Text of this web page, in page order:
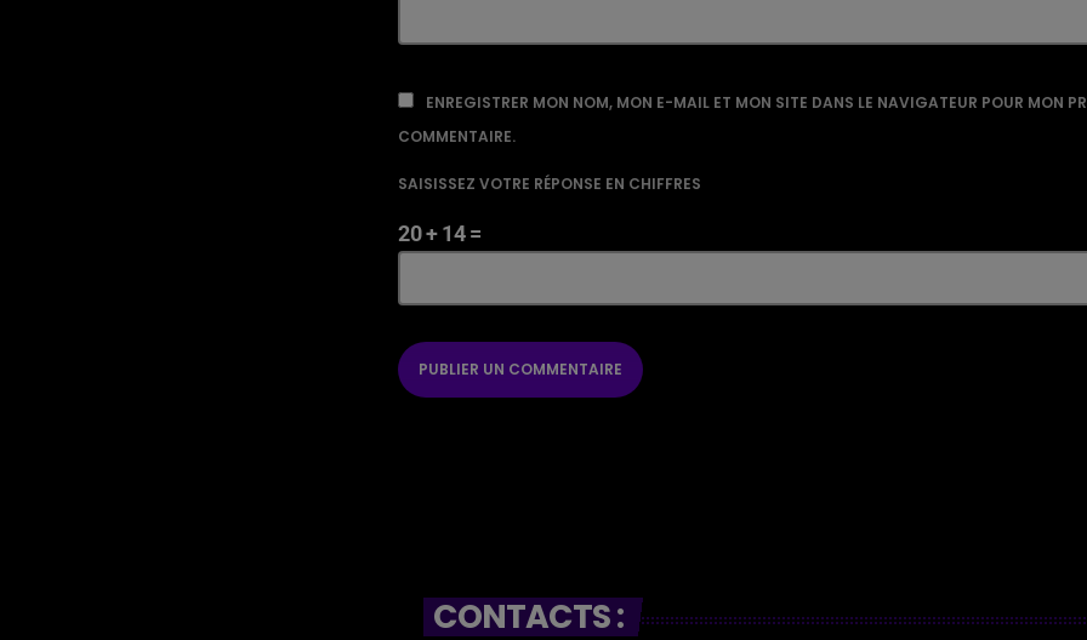
ENREGISTRER MON NOM, MON E-MAIL ET MON SITE DANS LE NAVIGATEUR POUR MON
COMMENTAIRE.
SAISISSEZ VOTRE RÉPONSE EN CHIFFRES
20 + 14 =
CONTACTS :